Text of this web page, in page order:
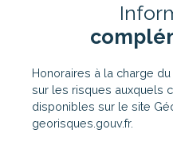
Honoraires à la charge
sur les risques auxquels
disponibles sur le site
georisques.gouv.fr.